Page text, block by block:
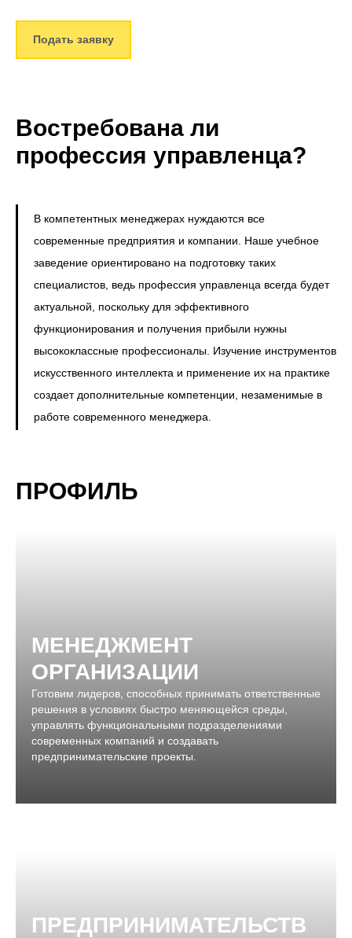
Подать заявку
Востребована ли
профессия управленца?
В компетентных менеджерах нуждаются все
современные предприятия и компании. Наше учебное
заведение ориентировано на подготовку таких
специалистов, ведь профессия управленца всегда будет
актуальной, поскольку для эффективного
функционирования и получения прибыли нужны
высококлассные профессионалы. Изучение инструментов
искусственного интеллекта и применение их на практике
создает дополнительные компетенции, незаменимые в
работе современного менеджера.
ПРОФИЛЬ
МЕНЕДЖМЕНТ
ОРГАНИЗАЦИИ
Готовим лидеров, способных принимать ответственные
решения в условиях быстро меняющейся среды,
управлять функциональными подразделениями
современных компаний и создавать
предпринимательские проекты.
ПРЕДПРИНИМАТЕЛЬСТВ